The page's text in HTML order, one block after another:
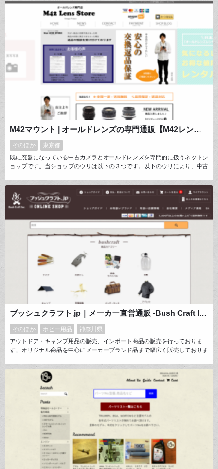
M42マウント | オールドレンズの専門通販【M42レンズストア】
そのほか
東京都
既に廃盤になっている中古カメラとオールドレンズを専門的に扱うネットシ
ョップです。当ショップのウリは以下の３つです。以下のウリにより、中古
現しています。1. 中古商品の動作を動画で確認できること2. 専用機器を使
って、客観的なデータで性能を証明すること3. 全国送料無料・返品保証付
き今後は、商品ラインナップを広げ、更に拡大予定です。
ブッシュクラフト.jp｜メーカー直営通販 -Bush Craft Inc.-
そのほか ホビー用品
神奈川県
アウトドア・キャンプ用品の販売、インポート商品の販売を行っておりま
す。オリジナル商品を中心にメーカーブランド品まで幅広く販売しておりま